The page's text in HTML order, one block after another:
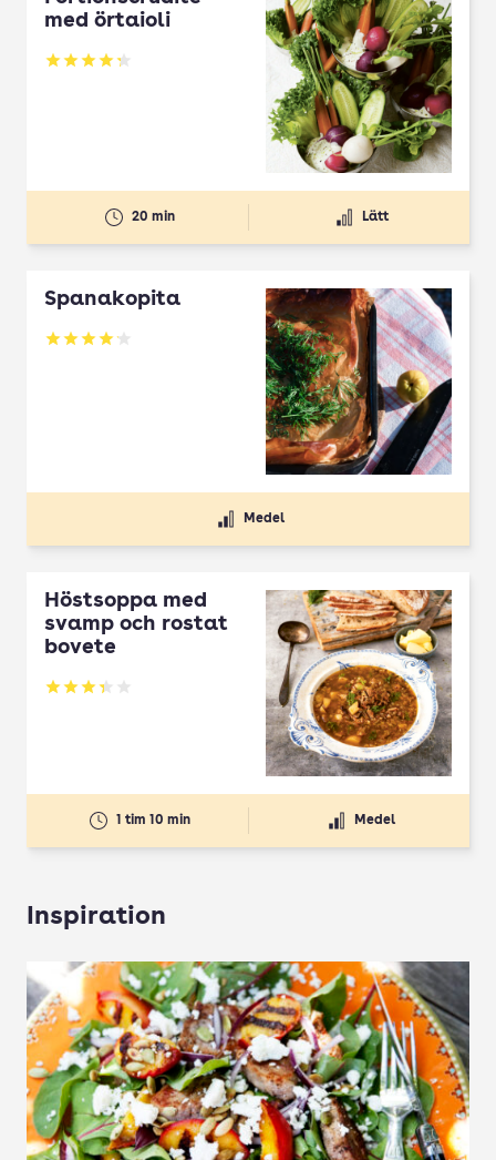
med örtaioli
Betyg: 4.27 av 5
20 min Lätt
Spanakopita
Betyg: 4.1 av 5
Medel
Höstsoppa med
svamp och rostat
bovete
Betyg: 3.33 av 5
1 tim 10 min Medel
Inspiration